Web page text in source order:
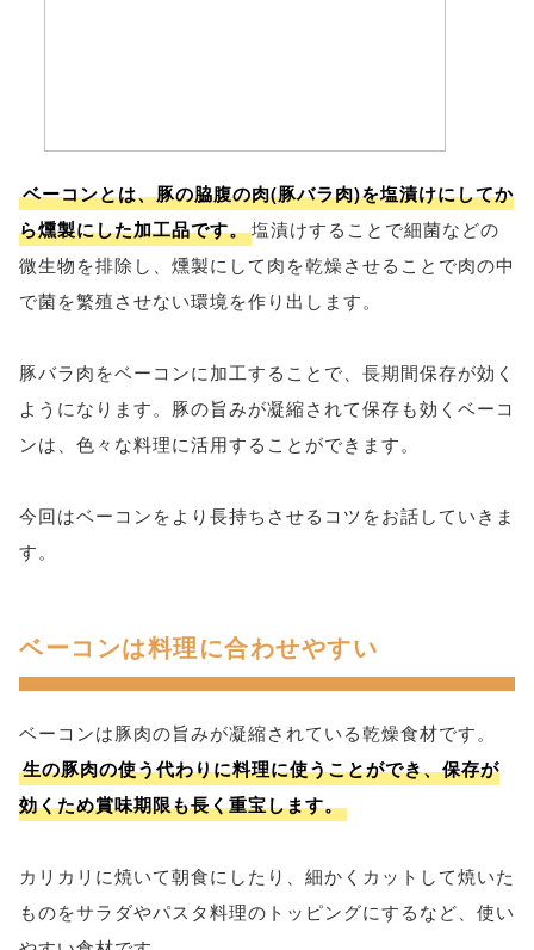
ベーコンとは、豚の脇腹の肉(豚バラ肉)を塩漬けにしてか
ら燻製にした加工品です。塩漬けすることで細菌などの
微生物を排除し、燻製にして肉を乾燥させることで肉の中
で菌を繁殖させない環境を作り出します。
豚バラ肉をベーコンに加工することで、長期間保存が効く
ようになります。豚の旨みが凝縮されて保存も効くベーコ
ンは、色々な料理に活用することができます。
今回はベーコンをより長持ちさせるコツをお話していきま
す。
ベーコンは料理に合わせやすい
ベーコンは豚肉の旨みが凝縮されている乾燥食材です。
生の豚肉の使う代わりに料理に使うことができ、保存が
効くため賞味期限も長く重宝します。
カリカリに焼いて朝食にしたり、細かくカットして焼いた
ものをサラダやパスタ料理のトッピングにするなど、使い